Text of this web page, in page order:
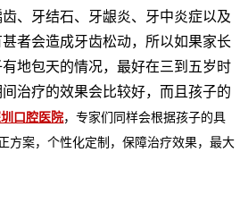
、牙结石、牙龈炎、牙中炎症以及
者会造成牙齿松动，所以如果家长
地包天的情况，最好在三到五岁时
治疗的效果会比较好，而且孩子的
口腔医院，专家们同样会根据孩子的具
方案，个性化定制，保障治疗效果，最大